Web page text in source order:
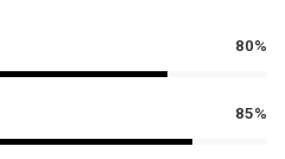
80%
85%